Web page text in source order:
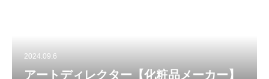
2024.09.6
アートディレクター【化粧品メーカー】